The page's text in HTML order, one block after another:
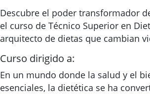
Descubre el poder transformador
el curso de Técnico Superior en
arquitecto de dietas que cambian
Curso dirigido a:
En un mundo donde la salud y el
esenciales, la dietética se ha